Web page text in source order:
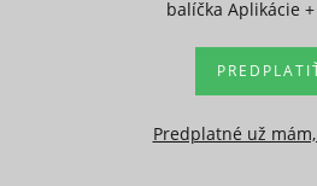
balíčka Aplikácie
Predplatné už